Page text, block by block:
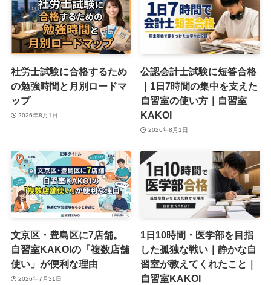
社労士試験に合格するため
の勉強時間と月別ロードマ
ップ
2026年8月1日
公認会計士試験に短答合格
｜1日7時間の集中を支えた
自習室の使い方｜自習室
KAKOI
2026年8月1日
文京区・豊島区に7店舗。
自習室KAKOIの「複数店舗
使い」が便利な理由
2026年7月31日
1日10時間・医学部を目指
した孤独な戦い｜静かな自
習室が教えてくれたこと｜
自習室KAKOI